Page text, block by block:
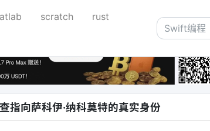
scratch
rust
指向萨科伊·纳科莫特的真实身份